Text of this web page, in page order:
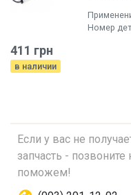
Номер
411 грн
в наличии
Если у вас не
запчасть -
поможем!